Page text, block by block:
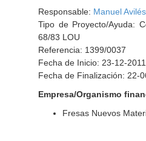
Responsable: Manuel
Tipo de Proyecto/Ayuda:
68/83 LOU
Referencia: 1399/0037
Fecha de Inicio: 23-12-2011
Fecha de Finalización: 22-
Empresa/Organismo
Fresas Nuevos